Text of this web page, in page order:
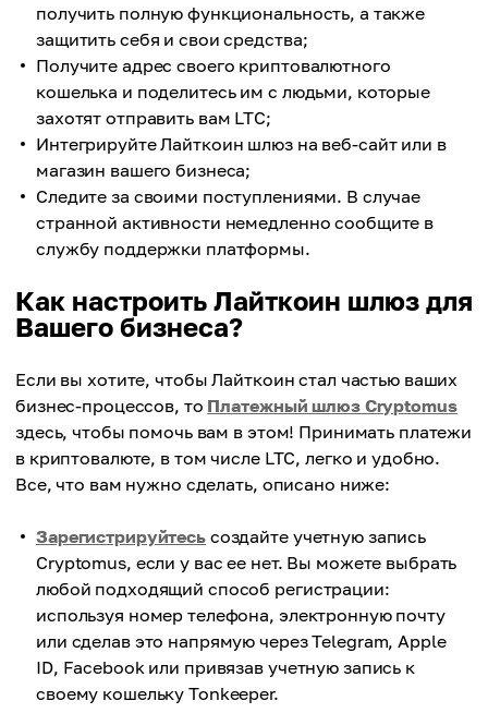
получить полную функциональность, а также
защитить себя и свои средства;
Получите адрес своего криптовалютного
кошелька и поделитесь им с людьми, которые
захотят отправить вам LTC;
Интегрируйте Лайткоин шлюз на веб-сайт или в
магазин вашего бизнеса;
Следите за своими поступлениями. В случае
странной активности немедленно сообщите в
службу поддержки платформы.
Как настроить Лайткоин шлюз для
Вашего бизнеса?
Если вы хотите, чтобы Лайткоин стал частью ваших
бизнес-процессов, то Платежный шлюз Cryptomus
здесь, чтобы помочь вам в этом! Принимать платежи
в криптовалюте, в том числе LTC, легко и удобно.
Все, что вам нужно сделать, описано ниже:
Зарегистрируйтесьсоздайте учетную запись
Cryptomus, если у вас ее нет. Вы можете выбрать
любой подходящий способ регистрации:
используя номер телефона, электронную почту
или сделав это напрямую через Telegram, Apple
ID, Facebook или привязав учетную запись к
своему кошельку Tonkeeper.